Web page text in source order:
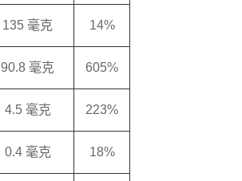
135 毫克 14%
90.8 毫克 605%
4.5 毫克 223%
0.4 毫克 18%